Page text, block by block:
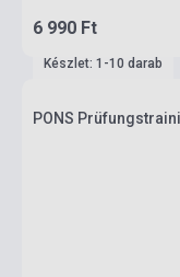
6 990 Ft
Készlet: 1-10 darab
PONS